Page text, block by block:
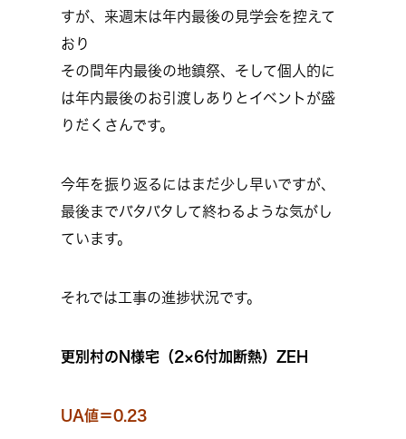
すが、来週末は年内最後の見学会を控えて
おり
その間年内最後の地鎮祭、そして個人的に
は年内最後のお引渡しありとイベントが盛
りだくさんです。
今年を振り返るにはまだ少し早いですが、
最後までバタバタして終わるような気がし
ています。
それでは工事の進捗状況です。
更別村のN様宅（2×6付加断熱）ZEH
UA値＝0.23